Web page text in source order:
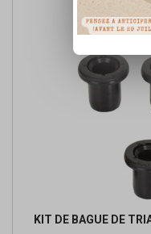
KIT DE BAGUE DE